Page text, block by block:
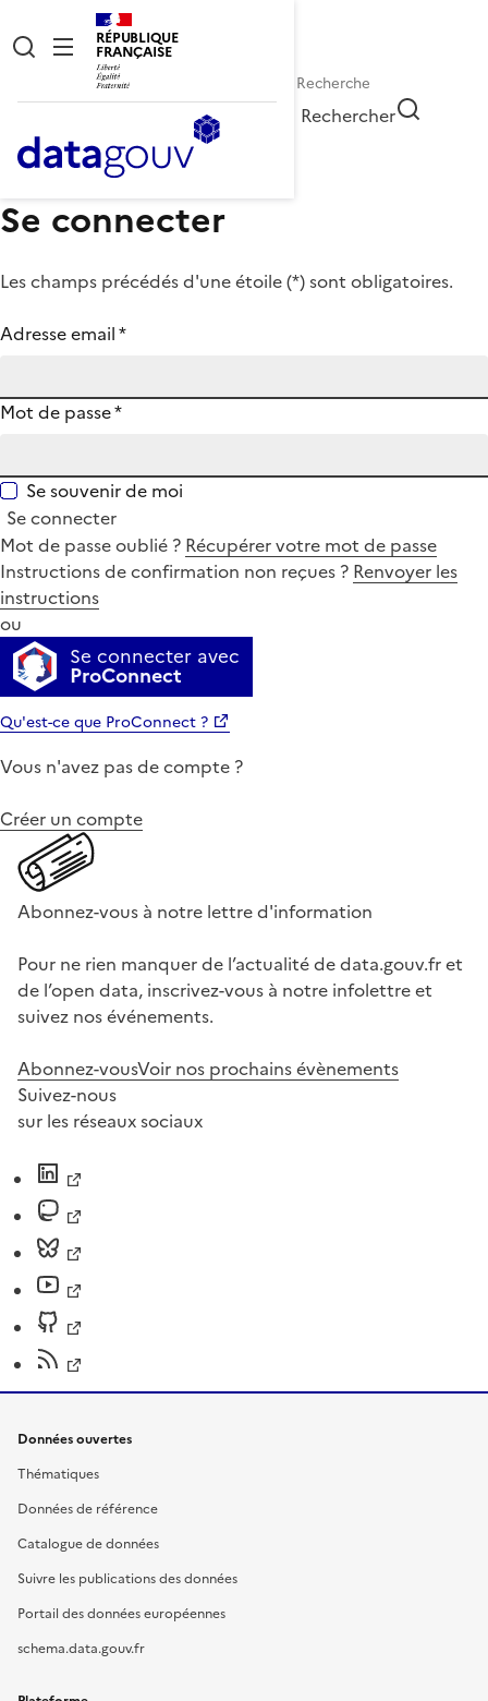
RÉPUBLIQUE
FRANÇAISE
Rechercher
Se connecter
Les champs précédés d'une étoile (*) sont obligatoires.
Adresse email*
Mot de passe*
Se souvenir de moi
Se connecter
Mot de passe oublié ? Récupérer votre mot de passe
Instructions de confirmation non reçues ? Renvoyer les
instructions
ou
Se connecter avec
ProConnect
Qu'est-ce que ProConnect ?
Vous n'avez pas de compte ?
Créer un compte
Abonnez-vous à notre lettre d'information
Pour ne rien manquer de l’actualité de data.gouv.fr et
de l’open data, inscrivez-vous à notre infolettre et
suivez nos événements.
Abonnez-vousVoir nos prochains évènements
Suivez-nous
sur les réseaux sociaux
Données ouvertes
Thématiques
Données de référence
Catalogue de données
Suivre les publications des données
Portail des données européennes
schema.data.gouv.fr